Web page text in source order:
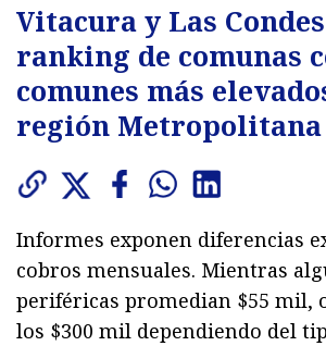
Vitacura y Las
ranking de comunas
comunes más
región Metropolitana
Informes exponen diferencias
cobros mensuales. Mientras
periféricas promedian $55 mil,
los $300 mil dependiendo del